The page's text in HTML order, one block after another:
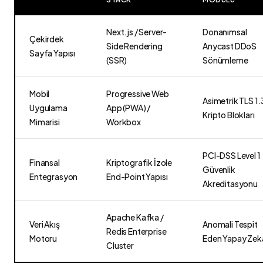
Çekirdek
Sayfa Yapısı
Next.js / Server-
Side Rendering
(SSR)
Donanımsal
Anycast DDoS
Sönümleme
Mobil
Uygulama
Mimarisi
Progressive Web
App (PWA) /
Workbox
Asimetrik TLS
Kripto Blokları
Finansal
Entegrasyon
Kriptografik İzole
End-Point Yapısı
PCI-DSS Level 1
Güvenlik
Akreditasyonu
Veri Akış
Motoru
Apache Kafka /
Redis Enterprise
Cluster
Anomali Tespit
Eden Yapay